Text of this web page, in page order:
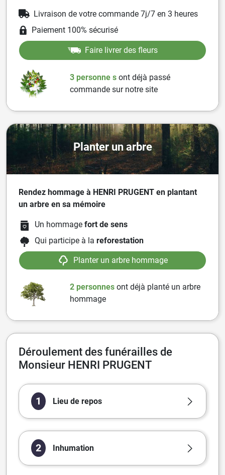
Livraison de votre commande 7j/7 en 3 heures
Paiement 100% sécurisé
Faire livrer des fleurs
3 personne s ont déjà passé
commande sur notre site
Planter un arbre
Rendez hommage à HENRI PRUGENT en plantant
un arbre en sa mémoire
Un hommage fort de sens
Qui participe à la reforestation
Planter un arbre hommage
2 personnes ont déjà planté un arbre
hommage
Déroulement des funérailles de
Monsieur HENRI PRUGENT
1 Lieu de repos
2 Inhumation